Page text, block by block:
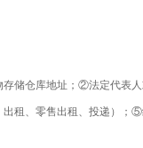
储仓库地址；②法定代表
租、零售出租、投递）；⑤